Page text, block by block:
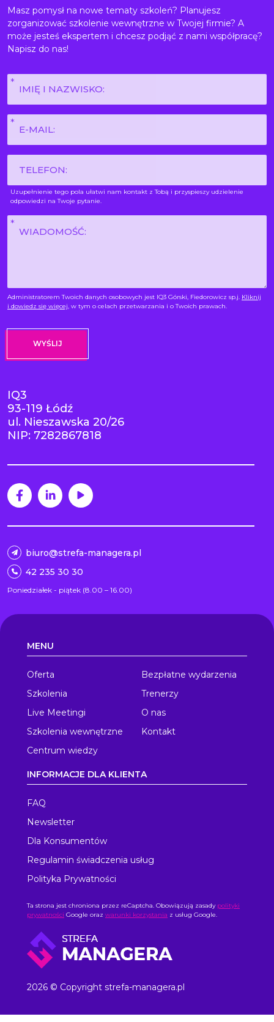
Masz pomysł na nowe tematy szkoleń? Planujesz
zorganizować szkolenie wewnętrzne w Twojej firmie? A
może jesteś ekspertem i chcesz podjąć z nami współpracę?
Napisz do nas!
Imię
*E-
mail
Uzupełnienie tego pola ułatwi nam kontakt z Tobą i przyspieszy udzielenie
odpowiedzi na Twoje pytanie.
Wiadomość
Administratorem Twoich danych osobowych jest IQ3 Górski, Fiedorowicz sp.j. Kliknij
i dowiedz się więcej, w tym o celach przetwarzania i o Twoich prawach.
IQ3
93-119 Łódź
ul. Nieszawska 20/26
NIP: 7282867818
biuro@strefa-managera.pl
42 235 30 30
Poniedziałek - piątek (8.00 – 16.00)
2026 © Copyright strefa-managera.pl
MENU
Oferta
Szkolenia
Live Meetingi
Szkolenia wewnętrzne
Centrum wiedzy
Bezpłatne wydarzenia
Trenerzy
O nas
Kontakt
INFORMACJE DLA KLIENTA
FAQ
Newsletter
Dla Konsumentów
Regulamin świadczenia usług
Polityka Prywatności
Ta strona jest chroniona przez reCaptcha. Obowiązują zasady polityki
prywatności Google oraz warunki korzystania z usług Google.